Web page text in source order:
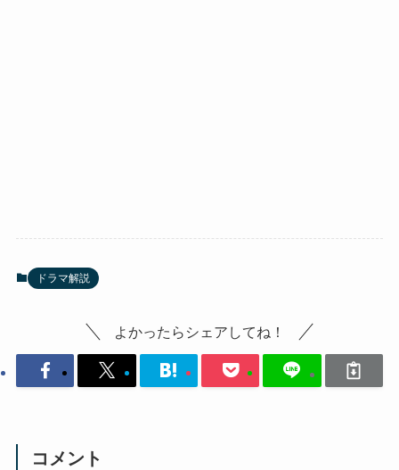
ドラマ解説
よかったらシェアしてね！
コメント